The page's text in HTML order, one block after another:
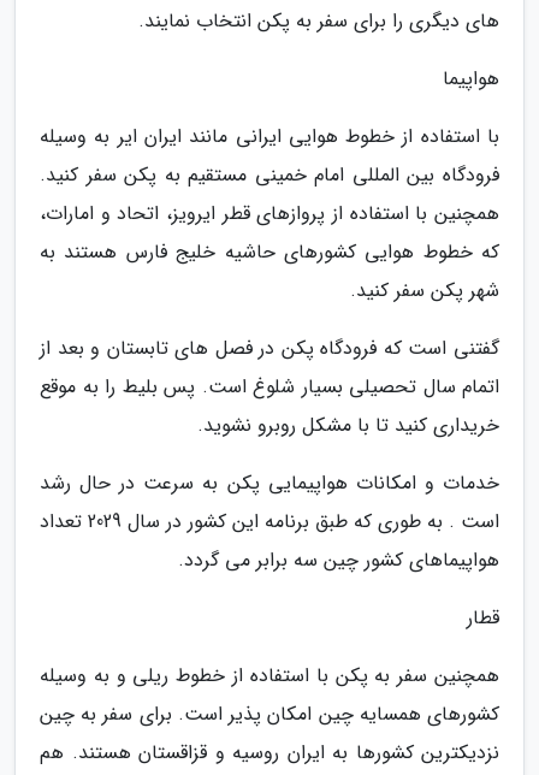
های دیگری را برای سفر به پکن انتخاب نمایند.
هواپیما
با استفاده از خطوط هوایی ایرانی مانند ایران ایر به وسیله
فرودگاه بین المللی امام خمینی مستقیم به پکن سفر کنید.
همچنین با استفاده از پروازهای قطر ایرویز، اتحاد و امارات،
که خطوط هوایی کشورهای حاشیه خلیج فارس هستند به
شهر پکن سفر کنید.
گفتنی است که فرودگاه پکن در فصل های تابستان و بعد از
اتمام سال تحصیلی بسیار شلوغ است. پس بلیط را به موقع
خریداری کنید تا با مشکل روبرو نشوید.
خدمات و امکانات هواپیمایی پکن به سرعت در حال رشد
است . به طوری که طبق برنامه این کشور در سال 2029 تعداد
هواپیماهای کشور چین سه برابر می گردد.
قطار
همچنین سفر به پکن با استفاده از خطوط ریلی و به وسیله
کشورهای همسایه چین امکان پذیر است. برای سفر به چین
نزدیکترین کشورها به ایران روسیه و قزاقستان هستند. هم